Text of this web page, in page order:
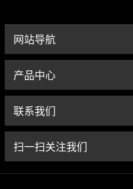
网站导航
产品中心
联系我们
扫一扫关注我们